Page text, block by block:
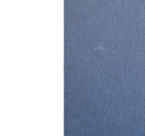
מודפס